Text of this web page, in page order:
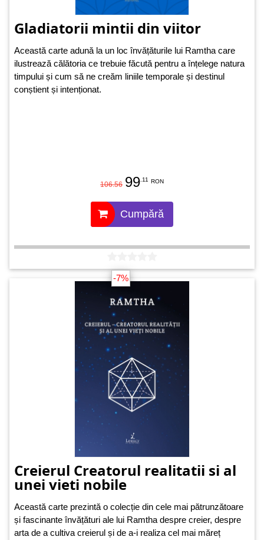
Gladiatorii mintii din viitor
Această carte adună la un loc învățăturile lui Ramtha care
ilustrează călătoria ce trebuie făcută pentru a înțelege natura
timpului și cum să ne creăm liniile temporale și destinul
conștient și intenționat.
106.56 99.11 RON
Cumpără
-7%
Creierul Creatorul realitatii si al
unei vieti nobile
Această carte prezintă o colecție din cele mai pătrunzătoare
și fascinante învățături ale lui Ramtha despre creier, despre
arta de a cultiva creierul și de a-i realiza cel mai măreț